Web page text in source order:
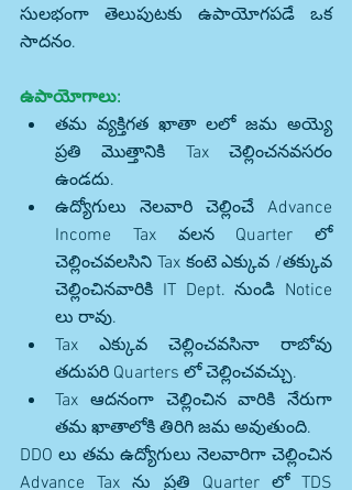
సులభంగా తెలుపుటకు ఉపాయోగపడే ఒక
సాదనం.
ఉపాయోగాలు:
తమ వ్యక్తిగత ఖాతా లలో జమ అయ్యె
ప్రతి మొత్తానికి Tax చెల్లించనవసరం
ఉండదు.
ఉద్యోగులు నెలవారి చెల్లించే Advance
Income Tax వలన Quarter లో
చెల్లించవలసిని Tax కంటె ఎక్కువ /తక్కువ
చెల్లించినవారికి IT Dept. నుండి Notice
లు రావు.
Tax ఎక్కువ చెల్లించవసినా రాబోవు
తదుపరి Quarters లో చెల్లించవచ్చు.
Tax ఆదనంగా చెల్లించిన వారికి నేరుగా
తమ ఖాతాలోకి తిరిగి జమ అవుతుంది.
DDO లు తమ ఉద్యోగులు నెలవారిగా చెల్లించిన
Advance Tax ను ప్రతి Quarter లో TDS